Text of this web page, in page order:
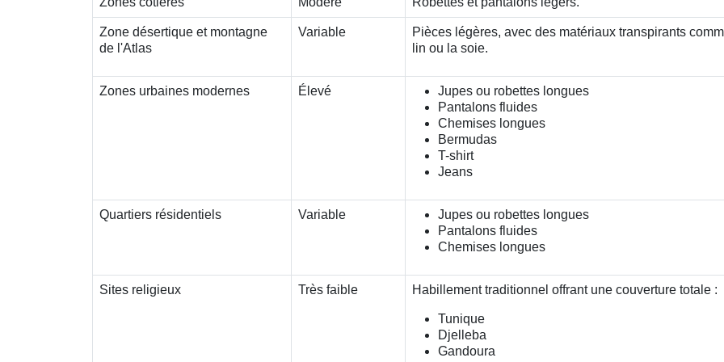
Zone désertique et montagne
de l'Atlas
Variable
Pièces légères, avec des matériaux transpirants
lin ou la soie.
Zones urbaines modernes Élevé
Jupes ou robettes longues
Pantalons fluides
Chemises longues
Bermudas
T-shirt
Jeans
Quartiers résidentiels Variable
Jupes ou robettes longues
Pantalons fluides
Chemises longues
Sites religieux Très faible Habillement traditionnel offrant une couverture totale :
Tunique
Djelleba
Gandoura